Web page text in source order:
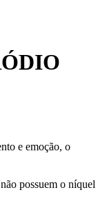
e emoção, o
possuem o níquel